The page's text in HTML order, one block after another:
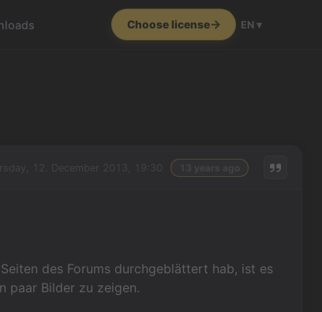
Choose license EN ▾
des Forums durchgeblättert hab, ist es
paar Bilder zu zeigen.